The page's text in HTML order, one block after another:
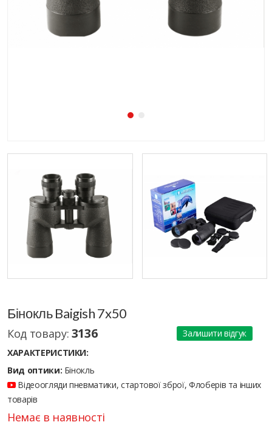
Бінокль Baigish 7x50
Код товару: 3136
Залишити відгук
ХАРАКТЕРИСТИКИ:
Вид оптики: Бінокль
Відеоогляди пневматики, стартової зброї, Флоберів та інших
товарів
Немає в наявності